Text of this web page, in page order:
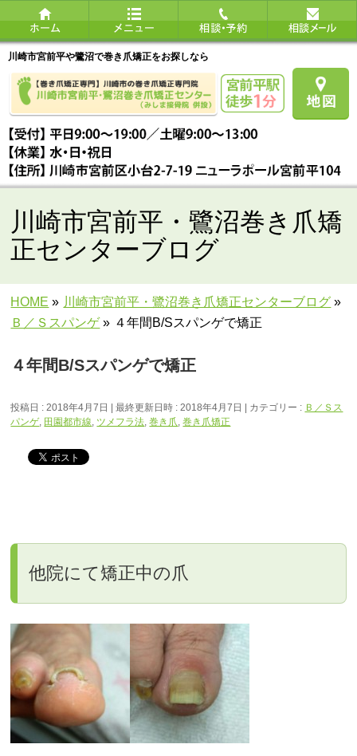
川崎市宮前平や鷺沼で巻き爪矯正をお探しなら
川崎市宮前平・鷺沼巻き爪矯
正センターブログ
HOME » 川崎市宮前平・鷺沼巻き爪矯正センターブログ »
Ｂ／Ｓスパンゲ» ４年間B/Sスパンゲで矯正
４年間B/Sスパンゲで矯正
投稿日 : 2018年4月7日 最終更新日時 : 2018年4月7日 カテゴリー : Ｂ／Ｓス
パンゲ, 田園都市線, ツメフラ法,巻き爪,巻き爪矯正
他院にて矯正中の爪